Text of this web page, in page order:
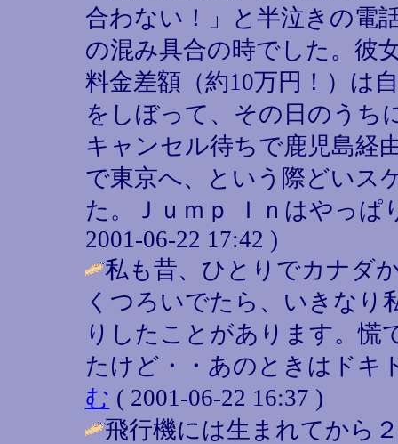
合わない！」と半泣きの電
の混み具合の時でした。彼
料金差額（約10万円！）は
をしぼって、その日のうち
キャンセル待ちで鹿児島経
で東京へ、という際どいス
た。Ｊｕｍｐ Ｉｎはやっぱ
2001-06-22 17:42 )
私も昔、ひとりでカナダ
くつろいでたら、いきなり
りしたことがあります。慌
たけど・・あのときはドキ
む ( 2001-06-22 16:37 )
飛行機には生まれてから